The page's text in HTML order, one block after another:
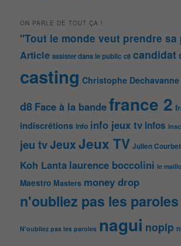
ON PARLE DE TOUT ÇA !
"Tout le monde veut prendre sa
Article assister dans le public c8 candidat
casting Christophe Dechavanne
d8 Face à la bandefrance 2
indiscrétions info info jeux tv Infos
jeu tvJeuxJeux TV Julien Courbet
Koh Lanta laurence boccolini le
Maestro Masters money drop
n'oubliez pas les paroles
N'oubliez pas les paroles nagui noplp